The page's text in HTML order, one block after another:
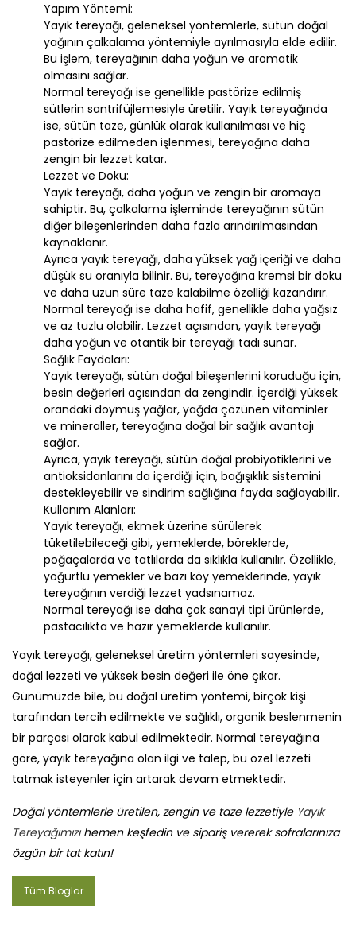
Yapım Yöntemi:
Yayık tereyağı, geleneksel yöntemlerle, sütün doğal
yağının çalkalama yöntemiyle ayrılmasıyla elde edilir.
Bu işlem, tereyağının daha yoğun ve aromatik
olmasını sağlar.
Normal tereyağı ise genellikle pastörize edilmiş
sütlerin santrifüjlemesiyle üretilir. Yayık tereyağında
ise, sütün taze, günlük olarak kullanılması ve hiç
pastörize edilmeden işlenmesi, tereyağına daha
zengin bir lezzet katar.
Lezzet ve Doku:
Yayık tereyağı, daha yoğun ve zengin bir aromaya
sahiptir. Bu, çalkalama işleminde tereyağının sütün
diğer bileşenlerinden daha fazla arındırılmasından
kaynaklanır.
Ayrıca yayık tereyağı, daha yüksek yağ içeriği ve daha
düşük su oranıyla bilinir. Bu, tereyağına kremsi bir doku
ve daha uzun süre taze kalabilme özelliği kazandırır.
Normal tereyağı ise daha hafif, genellikle daha yağsız
ve az tuzlu olabilir. Lezzet açısından, yayık tereyağı
daha yoğun ve otantik bir tereyağı tadı sunar.
Sağlık Faydaları:
Yayık tereyağı, sütün doğal bileşenlerini koruduğu için,
besin değerleri açısından da zengindir. İçerdiği yüksek
orandaki doymuş yağlar, yağda çözünen vitaminler
ve mineraller, tereyağına doğal bir sağlık avantajı
sağlar.
Ayrıca, yayık tereyağı, sütün doğal probiyotiklerini ve
antioksidanlarını da içerdiği için, bağışıklık sistemini
destekleyebilir ve sindirim sağlığına fayda sağlayabilir.
Kullanım Alanları:
Yayık tereyağı, ekmek üzerine sürülerek
tüketilebileceği gibi, yemeklerde, böreklerde,
poğaçalarda ve tatlılarda da sıklıkla kullanılır. Özellikle,
yoğurtlu yemekler ve bazı köy yemeklerinde, yayık
tereyağının verdiği lezzet yadsınamaz.
Normal tereyağı ise daha çok sanayi tipi ürünlerde,
pastacılıkta ve hazır yemeklerde kullanılır.
Yayık tereyağı, geleneksel üretim yöntemleri sayesinde,
doğal lezzeti ve yüksek besin değeri ile öne çıkar.
Günümüzde bile, bu doğal üretim yöntemi, birçok kişi
tarafından tercih edilmekte ve sağlıklı, organik beslenmenin
bir parçası olarak kabul edilmektedir. Normal tereyağına
göre, yayık tereyağına olan ilgi ve talep, bu özel lezzeti
tatmak isteyenler için artarak devam etmektedir.
Doğal yöntemlerle üretilen, zengin ve taze lezzetiyle Yayık
Tereyağımızıhemen keşfedin ve sipariş vererek sofralarınıza
özgün bir tat katın!
Tüm Bloglar